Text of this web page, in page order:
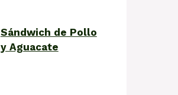
Sándwich de Pollo
y Aguacate